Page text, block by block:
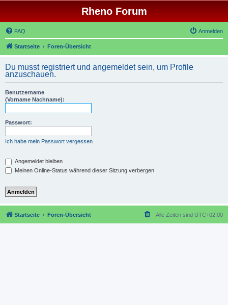
Rheno Forum
FAQ Anmelden
Startseite Foren-Übersicht
Du musst registriert und angemeldet sein, um Profile
anzuschauen.
Benutzername
(Vorname Nachname):
Passwort:
Ich habe mein Passwort vergessen
Angemeldet bleiben
Meinen Online-Status während dieser Sitzung verbergen
Startseite Foren-Übersicht Alle Zeiten sind UTC+02:00